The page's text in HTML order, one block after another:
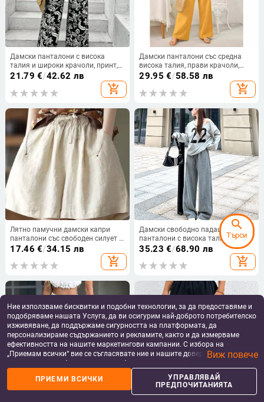
Дамски панталони с висока
талия и широки крачоли, принт,
лека полиестерна материя
21.79 €/42.62 лв
add_shopping_cart
Дамски панталони със средна
висока талия, прави крачоли,
свободни, едноцветни, джобове,
29.95 €/58.58 лв
add_shopping_cart
Лятно памучни дамски капри
панталони със свободен силует и
ластична талия
17.46 €/34.15 лв
add_shopping_cart
Дамски свободно падащи
панталони с висока талия и
връзка за стягане, ежедневни
полиестерова смес, мек и удобен
35.23 €/68.90 лв
add_shopping_cart
Ние използваме бисквитки и подобни технологии, за да предоставяме и
подобряваме нашата Услуга, да ви осигурим най-доброто потребителско
изживяване, да поддържаме сигурността на платформата, да
персонализираме съдържанието и рекламите, както и да измерваме
ефективността на нашите маркетингови кампании. С избора на
„Приемам всички“ вие се съгласявате ние и нашите доверени партньори
да съхраняваме бисквитки и подобни технологии на вашето устройство
за рекламни и аналитични цели. Можете по всяко време да управлявате
своите предпочитания, като натиснете „Управлявай предпочитанията“.
За повече информация, моля, вижте нашата
Виж повече
ПРИЕМИ ВСИЧКИ
УПРАВЛЯВАЙ
ПРЕДПОЧИТАНИЯТА
search
Търси